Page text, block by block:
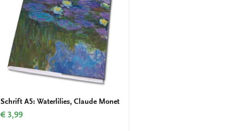
Schrift A5: Waterlilies, Claude Monet
€ 3,99